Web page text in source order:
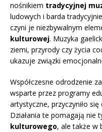
nośnikiem tradycyjnej
ludowych i barda
czyni je niezbywalnym
kulturowej. Muzyka
ziemi, przyrody czy życia
ukazuje związki
Współczesne odrodzenie
wsparte przez programy
artystyczne, przyczyniło
Działania te pomagają nie
kulturowego, ale także w